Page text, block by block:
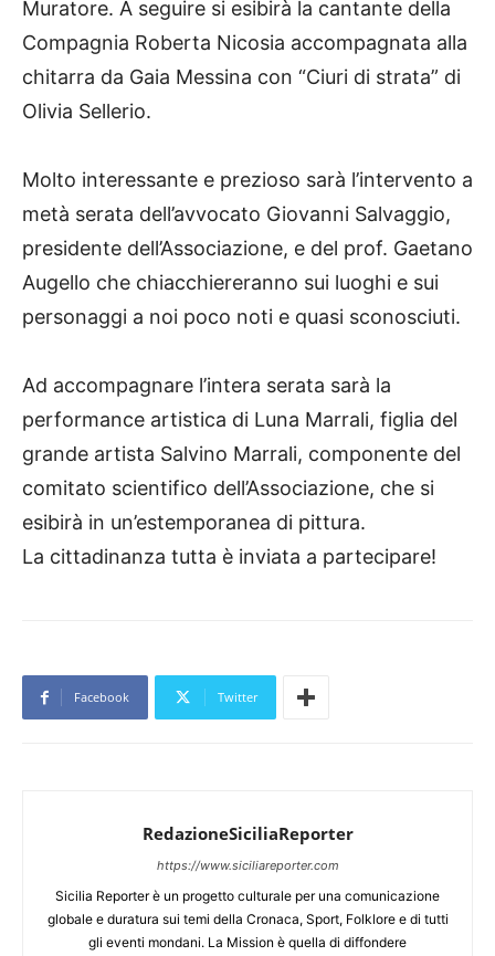
Muratore. A seguire si esibirà la cantante della
Compagnia Roberta Nicosia accompagnata alla
chitarra da Gaia Messina con “Ciuri di strata” di
Olivia Sellerio.
Molto interessante e prezioso sarà l’intervento a
metà serata dell’avvocato Giovanni Salvaggio,
presidente dell’Associazione, e del prof. Gaetano
Augello che chiacchiereranno sui luoghi e sui
personaggi a noi poco noti e quasi sconosciuti.
Ad accompagnare l’intera serata sarà la
performance artistica di Luna Marrali, figlia del
grande artista Salvino Marrali, componente del
comitato scientifico dell’Associazione, che si
esibirà in un’estemporanea di pittura.
La cittadinanza tutta è inviata a partecipare!
Facebook Twitter
RedazioneSiciliaReporter
https://www.siciliareporter.com
Sicilia Reporter è un progetto culturale per una comunicazione
globale e duratura sui temi della Cronaca, Sport, Folklore e di tutti
gli eventi mondani. La Mission è quella di diffondere